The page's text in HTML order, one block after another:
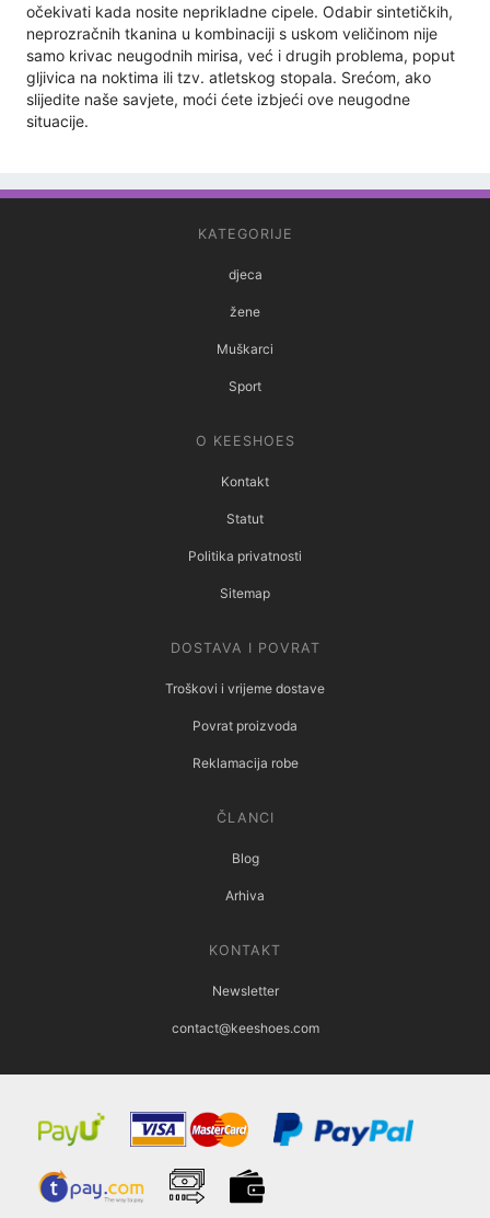
očekivati ​​kada nosite neprikladne cipele. Odabir sintetičkih,
neprozračnih tkanina u kombinaciji s uskom veličinom nije
samo krivac neugodnih mirisa, već i drugih problema, poput
gljivica na noktima ili tzv. atletskog stopala. Srećom, ako
slijedite naše savjete, moći ćete izbjeći ove neugodne
situacije.
KATEGORIJE
djeca
žene
Muškarci
Sport
O KEESHOES
Kontakt
Statut
Politika privatnosti
Sitemap
DOSTAVA I POVRAT
Troškovi i vrijeme dostave
Povrat proizvoda
Reklamacija robe
ČLANCI
Blog
Arhiva
KONTAKT
Newsletter
contact@keeshoes.com